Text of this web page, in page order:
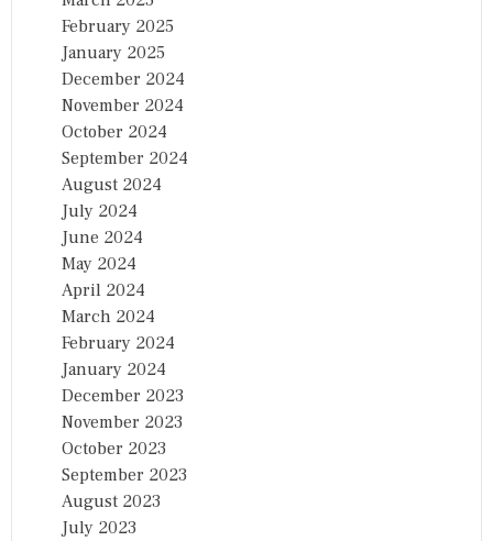
February 2025
January 2025
December 2024
November 2024
October 2024
September 2024
August 2024
July 2024
June 2024
May 2024
April 2024
March 2024
February 2024
January 2024
December 2023
November 2023
October 2023
September 2023
August 2023
July 2023